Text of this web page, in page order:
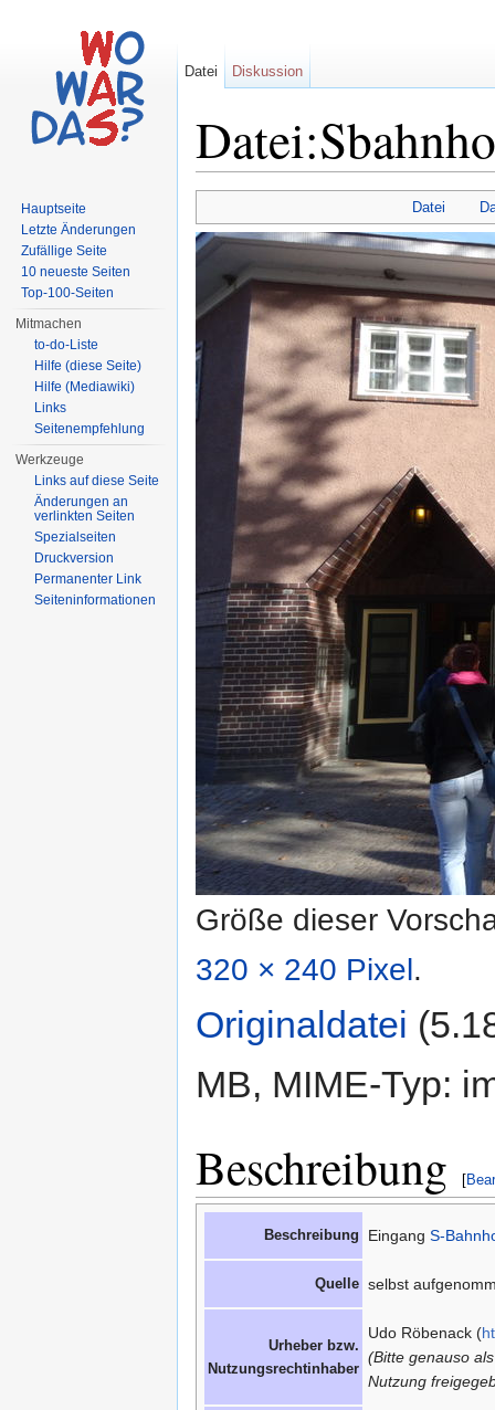
Datei
Größe dieser
320 × 240 Pixel.
Originaldatei
MB, MIME-Typ:
Beschreibung [
Beschreibung Eingang S-
Quelle selbst
Urheber bzw.
Nutzungsrechtinhaber
Udo Röbenack (
(Bitte genauso
Nutzung
Datei Diskussion
Hauptseite
Letzte Änderungen
Zufällige Seite
10 neueste Seiten
Top-100-Seiten
Mitmachen
to-do-Liste
Hilfe (diese Seite)
Hilfe (Mediawiki)
Links
Seitenempfehlung
Werkzeuge
Links auf diese Seite
Änderungen an
verlinkten Seiten
Spezialseiten
Druckversion
Permanenter Link
Seiteninformationen